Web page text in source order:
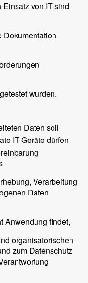
von IT sind,
Dokumentation
wurden.
Daten soll
IT-Geräte dürfen
Verarbeitung
Daten
Anwendung findet,
organisatorischen
zum Datenschutz